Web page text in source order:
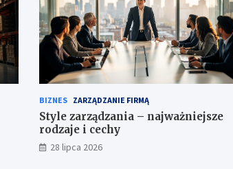
BIZNES ZARZĄDZANIE FIRMĄ
Style zarządzania – najważniejsze
rodzaje i cechy
28 lipca 2026